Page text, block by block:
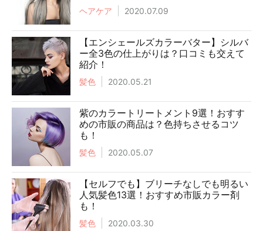
ヘアケア 2020.07.09
【エンシェールズカラーバター】シルバ
ー全3色の仕上がりは？口コミも交えて
紹介！
髪色 2020.05.21
紫のカラートリートメント9選！おすす
めの市販の商品は？色持ちさせるコツ
も！
髪色 2020.05.07
【セルフでも】ブリーチなしでも明るい
人気髪色13選！おすすめ市販カラー剤
も！
髪色 2020.03.30